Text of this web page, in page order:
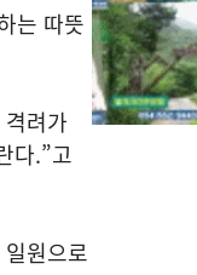
는 따뜻
려가
다.”고
원으로